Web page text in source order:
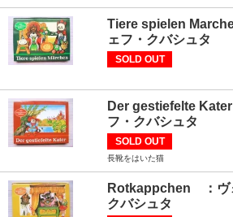
Tiere spielen
ェフ・クバシュタ
SOLD OUT
Der gestiefelte
フ・クバシュタ
SOLD OUT
長靴をはいた猫
Rotkappchen ：ヴ
クバシュタ